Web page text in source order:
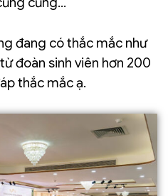
đang có thắc mắc như
đoàn sinh viên hơn 200
thắc mắc ạ.